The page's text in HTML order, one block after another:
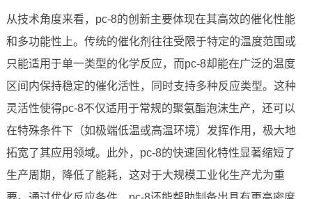
从技术角度来看，pc-8的创新主要体现在其高效的催化性能
和多功能性上。传统的催化剂往往受限于特定的温度范围或
只能适用于单一类型的化学反应，而pc-8却能在广泛的温度
区间内保持稳定的催化活性，同时支持多种反应类型。这种
灵活性使得pc-8不仅适用于常规的聚氨酯泡沫生产，还可以
在特殊条件下（如极端低温或高温环境）发挥作用，极大地
拓宽了其应用领域。此外，pc-8的快速固化特性显著缩短了
生产周期，降低了能耗，这对于大规模工业化生产尤为重